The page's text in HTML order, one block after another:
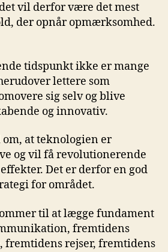
vil derfor være det mest
der opnår opmærksomhed.
tidspunkt ikke er mange
lettere som
sig selv og blive
og innovativ.
at teknologien er
og vil få revolutionerende
Det er derfor en god
for området.
til at lægge fundament
fremtidens
fremtidens rejser, fremtidens